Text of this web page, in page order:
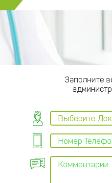
Заполните